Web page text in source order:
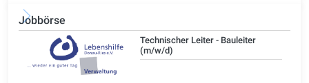
Jobbörse
Technischer Leiter - Bauleiter
(m/w/d)